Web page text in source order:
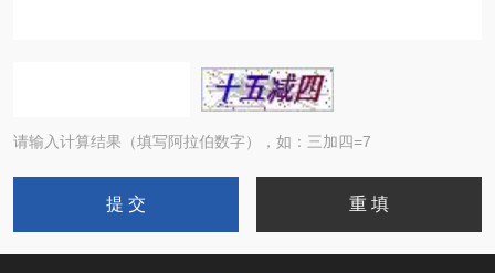
请输入计算结果（填写阿拉伯数字），如：三加四=7